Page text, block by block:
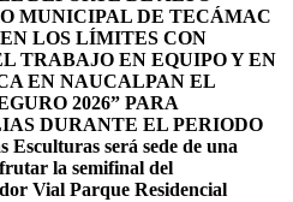
MUNICIPAL DE TECÁMAC
LOS LÍMITES CON
TRABAJO EN EQUIPO Y EN
EN NAUCALPAN EL
2026” PARA
DURANTE EL PERIODO
Esculturas será sede de una
la semifinal del
Vial Parque Residencial